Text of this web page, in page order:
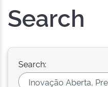
Search
Search: